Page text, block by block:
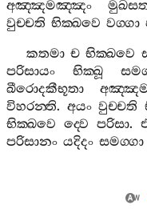
අඤ‍්ඤමඤ‍්ඤං
වුච‍්චති භික‍්ඛවෙ වග‍්ගා
කතමා ච භික‍්ඛවෙ
පරිසායං
භික‍්ඛූ
ඛීරොදකීභූතා
විහරන‍්ති. අයං වුච‍්චති
භික‍්ඛවෙ ද‍්වෙ පරිසා.
පරිසානං යදිදං සමග‍්ගා